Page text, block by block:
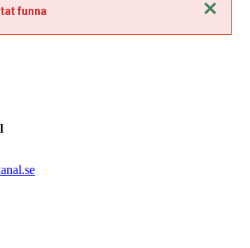
Stäng
funna